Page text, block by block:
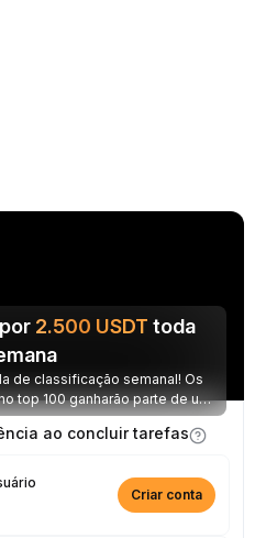
2.500 USDT toda
de classificação semanal! Os
top 100 ganharão parte de um
USDT toda semana.
ao concluir tarefas
Criar conta